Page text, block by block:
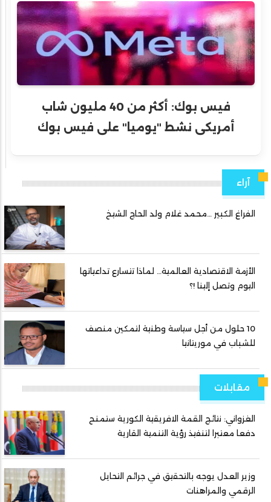
فيس بوك: أكثر من 40 مليون شاب
أمريكى نشط "يوميا" على فيس بوك
آراء
الفراغ الكبير …محمد غلام ولد الحاج الشيخ
الأزمة الاقتصادية العالمية… لماذا تتسارع تداعياتها
اليوم وتصل إلينا !؟
10 حلول من أجل سياسة وطنية لتمكين منصف
للشباب في موريتانيا
مقابلات
الغزواني: نتائج القمة الافريقية الكورية ستمنح
دفعا معتبرا لتنفيذ رؤية التنمية القارية
وزير العدل يوجه بالتحقيق في جرائم التحايل
الرقمي والمراهنات